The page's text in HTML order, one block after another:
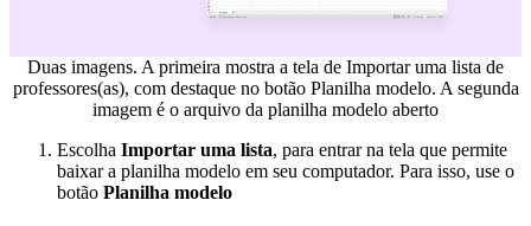
Duas imagens. A primeira mostra a tela de Importar uma lista de
professores(as), com destaque no botão Planilha modelo. A segunda
imagem é o arquivo da planilha modelo aberto
Escolha Importar uma lista, para entrar na tela que permite
baixar a planilha modelo em seu computador. Para isso, use o
botão Planilha modelo